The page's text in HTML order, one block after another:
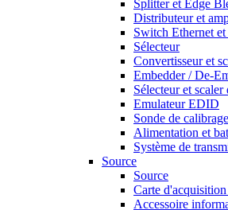
Splitter et Edge
Distributeur et
Switch Ethernet
Sélecteur
Convertisseur et
Embedder / De-
Sélecteur et scaler
Emulateur EDID
Sonde de calibrage
Alimentation et
Système de
Source
Source
Carte
Accessoire